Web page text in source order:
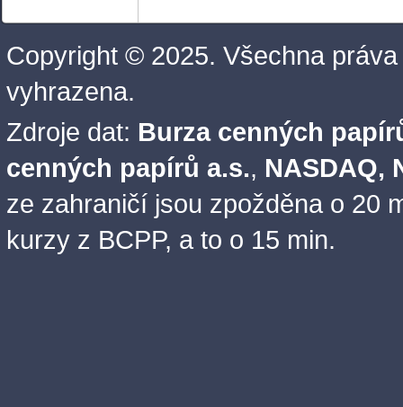
Copyright © 2025. Všechna práva
vyhrazena.
Zdroje dat: Burza cenných
cenných papírů a.s., NASDAQ,
ze zahraničí jsou zpožděna o 20
kurzy z BCPP, a to o 15 min.